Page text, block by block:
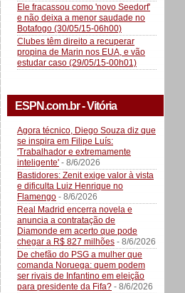
Ele fracassou como 'novo Seedorf'
e não deixa a menor saudade no
Botafogo (30/05/15-06h00)
Clubes têm direito a recuperar
propina de Marin nos EUA, e vão
estudar caso (29/05/15-00h01)
ESPN.com.br - Vitória
Agora técnico, Diego Souza diz que
se inspira em Filipe Luís:
'Trabalhador e extremamente
inteligente' - 8/6/2026
Bastidores: Zenit exige valor à vista
e dificulta Luiz Henrique no
Flamengo - 8/6/2026
Real Madrid encerra novela e
anuncia a contratação de
Diamonde em acerto que pode
chegar a R$ 827 milhões - 8/6/2026
De chefão do PSG a mulher que
comanda Noruega: quem podem
ser rivais de Infantino em eleição
para presidente da Fifa? - 8/6/2026